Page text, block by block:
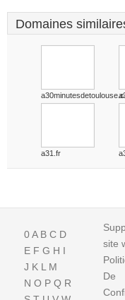
Domaines
a31.fr
0A B C D
E F G H I
J K L M
N O P Q R
site
De